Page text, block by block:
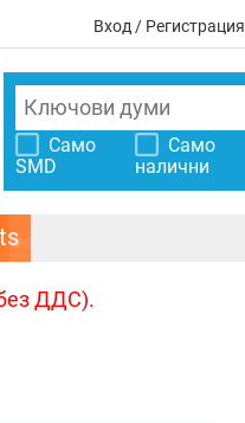
Вход / Регистрация
Само
SMD
Само
налични
ДДС).